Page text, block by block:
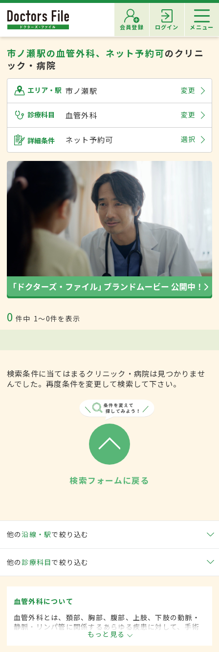
会員登録 ログイン メニュー
市ノ瀬駅の血管外科、ネット予約可のクリニ
ック・病院
エリア・駅 市ノ瀬駅 変更
診療科目 血管外科 変更
詳細条件 ネット予約可 選択
0 件中 1〜0件を表示
検索条件に当てはまるクリニック・病院は見つかりませ
んでした。再度条件を変更して検索して下さい。
検索フォームに戻る
他の沿線・駅で絞り込む
他の 診療科目で絞り込む
血管外科について
血管外科とは、頚部、胸部、腹部、上肢、下肢の動脈・
静脈・リンパ管に関係するあらゆる疾患に対して、手術
的な方法によって治療する外科の一領域で、血管系をよ
り専門としています。
もっと見る